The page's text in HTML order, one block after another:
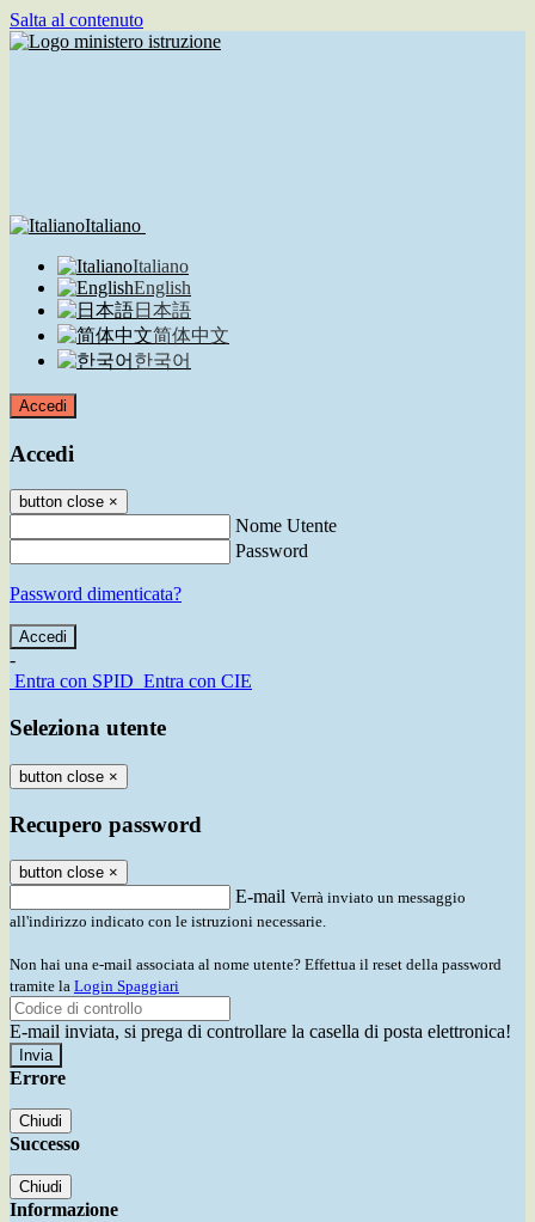
Salta al contenuto
Italiano
Italiano
English
日本語
简体中文
한국어
Accedi
Accedi
button close ×
Nome Utente
Password
Password dimenticata?
-
Entra con SPID Entra con CIE
Seleziona utente
button close ×
Recupero password
button close ×
E-mail Verrà inviato un messaggio
all'indirizzo indicato con le istruzioni necessarie.
Non hai una e-mail associata al nome utente? Effettua il reset della password
tramite la Login Spaggiari
E-mail inviata, si prega di controllare la casella di posta elettronica!
Errore
Chiudi
Successo
Chiudi
Informazione